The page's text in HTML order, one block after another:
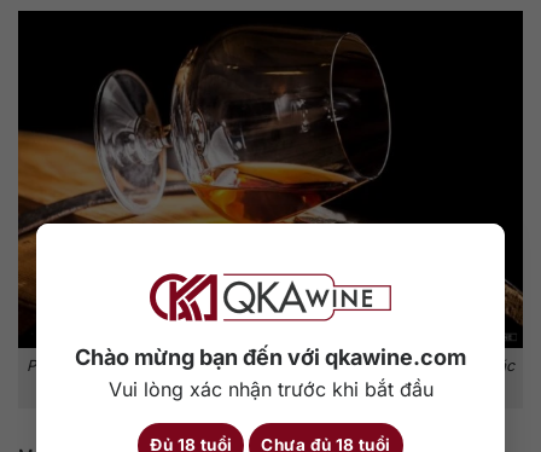
Chào mừng bạn đến với qkawine.com
Vui lòng xác nhận trước khi bắt đầu
Đủ 18 tuổi Chưa đủ 18 tuổi
Phân hạng Cognac: Từ VS, VSOP đến XO, XXO và những dòng đặc
biệt như Napoleon hay Hors d’Age.